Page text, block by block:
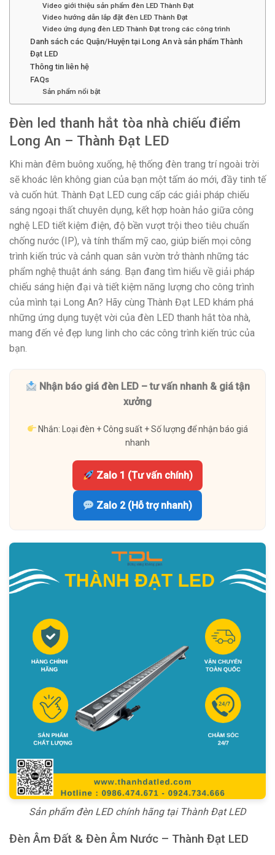
Video giới thiệu sản phẩm đèn LED Thành Đạt
Video hướng dẫn lắp đặt đèn LED Thành Đạt
Video ứng dụng đèn LED Thành Đạt trong các công trình
Danh sách các Quận/Huyện tại Long An và sản phẩm Thành
Đạt LED
Thông tin liên hệ
FAQs
Sản phẩm nổi bật
Đèn led thanh hắt tòa nhà chiếu điểm
Long An – Thành Đạt LED
Khi màn đêm buông xuống, hệ thống đèn trang trí ngoài trời
sẽ khoác lên không gian của bạn một tấm áo mới, đầy tinh tế
và cuốn hút. Thành Đạt LED cung cấp các giải pháp chiếu
sáng ngoại thất chuyên dụng, kết hợp hoàn hảo giữa công
nghệ LED tiết kiệm điện, độ bền vượt trội theo tiêu chuẩn
chống nước (IP), và tính thẩm mỹ cao, giúp biến mọi công
trình kiến trúc và cảnh quan sân vườn trở thành những tác
phẩm nghệ thuật ánh sáng. Bạn đang tìm hiểu về giải pháp
chiếu sáng hiện đại và tiết kiệm năng lượng cho công trình
của mình tại Long An? Hãy cùng Thành Đạt LED khám phá
những ứng dụng tuyệt vời của đèn LED thanh hắt tòa nhà,
mang đến vẻ đẹp lung linh cho các công trình kiến trúc của
bạn.
Nhận báo giá đèn LED – tư vấn nhanh & giá tận
xưởng
Nhắn: Loại đèn + Công suất + Số lượng để nhận báo giá
nhanh
Zalo 1 (Tư vấn chính)
Zalo 2 (Hỗ trợ nhanh)
Sản phẩm đèn LED chính hãng tại Thành Đạt LED
Đèn Âm Đất & Đèn Âm Nước – Thành Đạt LED